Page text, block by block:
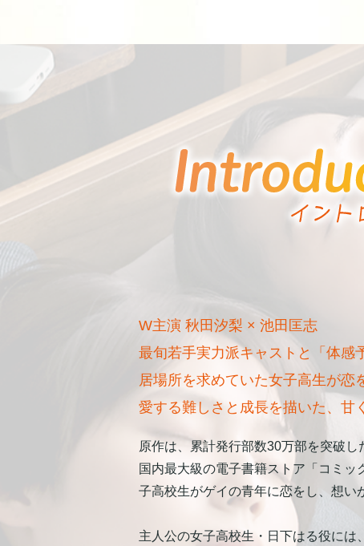
W主演 秋田汐梨 × 池田匡志
最旬若手実力派キャストと「体感
居場所を求めていた女子高生が恋
愛する難しさと成長を描いた、甘
原作は、累計発行部数30万部を突破し
国内最大級の電子書籍ストア「コミ
子高校生がゲイの青年に恋をし、想い
主人公の女子高校生・日下はる役に